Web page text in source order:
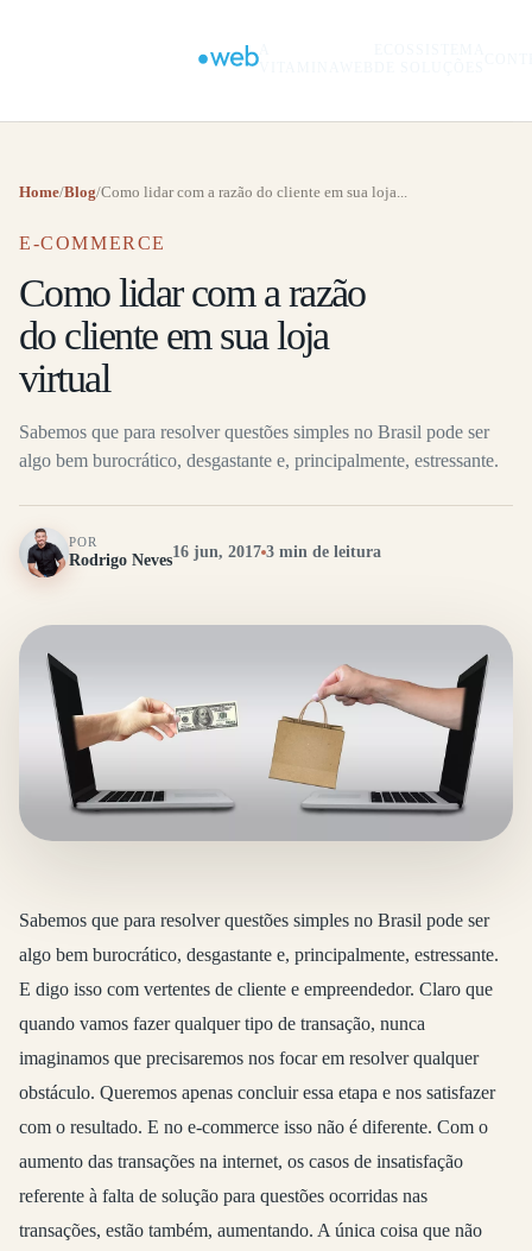
Home/Blog/Como lidar com a razão do cliente em sua loja...
E-COMMERCE
Como lidar com a razão
do cliente em sua loja
virtual
Sabemos que para resolver questões simples no Brasil pode ser
algo bem burocrático, desgastante e, principalmente, estressante.
POR
Rodrigo Neves16 jun, 2017 3 min de leitura
Sabemos que para resolver questões simples no Brasil pode ser
algo bem burocrático, desgastante e, principalmente, estressante.
E digo isso com vertentes de cliente e empreendedor. Claro que
quando vamos fazer qualquer tipo de transação, nunca
imaginamos que precisaremos nos focar em resolver qualquer
obstáculo. Queremos apenas concluir essa etapa e nos satisfazer
com o resultado. E no e-commerce isso não é diferente. Com o
aumento das transações na internet, os casos de insatisfação
referente à falta de solução para questões ocorridas nas
transações, estão também, aumentando. A única coisa que não